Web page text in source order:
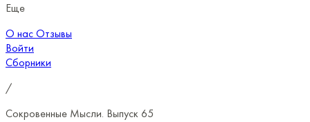
Еще
О насОтзывы
Войти
Сборники
/
Сокровенные Мысли. Выпуск 65